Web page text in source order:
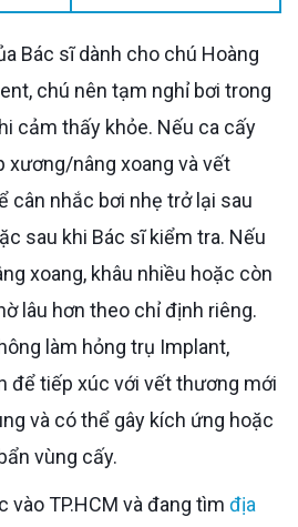
chú nên tạm nghỉ bơi trong
cảm thấy khỏe. Nếu ca cấy
xương/nâng xoang và vết
cân nhắc bơi nhẹ trở lại sau
sau khi Bác sĩ kiểm tra. Nếu
xoang, khâu nhiều hoặc còn
lâu hơn theo chỉ định riêng.
làm hỏng trụ Implant,
để tiếp xúc với vết thương mới
và có thể gây kích ứng hoặc
vùng cấy.
vào TP.HCM và đang tìm địa